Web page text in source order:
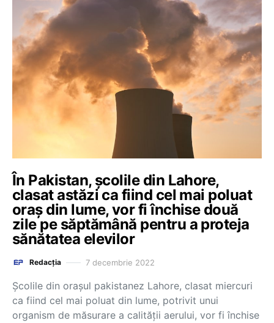
În Pakistan, școlile din Lahore,
clasat astăzi ca fiind cel mai poluat
oraș din lume, vor fi închise două
zile pe săptămână pentru a proteja
sănătatea elevilor
Redacția 7 decembrie 2022
Şcolile din oraşul pakistanez Lahore, clasat miercuri
ca fiind cel mai poluat din lume, potrivit unui
organism de măsurare a calităţii aerului, vor fi închise